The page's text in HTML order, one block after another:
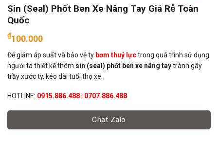
Sin (Seal) Phốt Ben Xe Nâng Tay Giá Rẻ Toàn
Quốc
₫100.000
Để giảm áp suất và bảo vệ ty bơm thuỷ lựctrong quá trình sử dụng
người ta thiết kế thêm sin (seal) phốt ben xe nâng taytránh gây
trầy xước ty, kéo dài tuổi thọ xe.
HOTLINE: 0915.886.488 | 0707.886.488
Chat Zalo